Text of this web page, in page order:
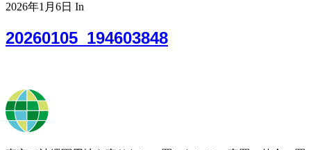
2026年1月6日 In
20260105_194603848